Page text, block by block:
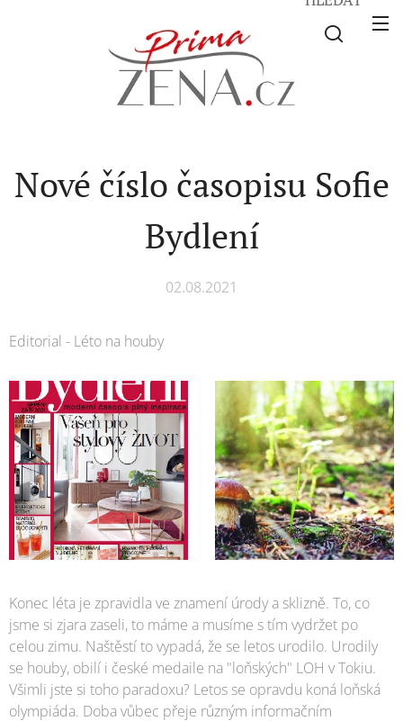
Nové číslo časopisu Sofie
Bydlení
02.08.2021
Editorial - Léto na houby
Konec léta je zpravidla ve znamení úrody a sklizně. To, co
jsme si zjara zaseli, to máme a musíme s tím vydržet po
celou zimu. Naštěstí to vypadá, že se letos urodilo. Urodily
se houby, obilí i české medaile na "loňských" LOH v Tokiu.
Všimli jste si toho paradoxu? Letos se opravdu koná loňská
olympiáda. Doba vůbec přeje různým informačním